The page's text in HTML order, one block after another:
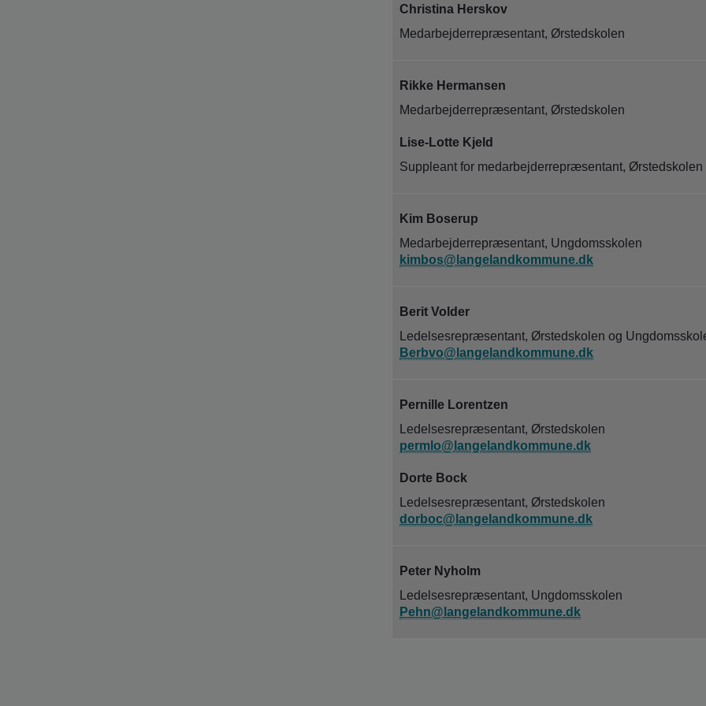
Christina Herskov
Medarbejderrepræsentant, Ørstedskolen
Rikke Hermansen
Medarbejderrepræsentant, Ørstedskolen
Lise-Lotte Kjeld
Suppleant for medarbejderrepræsentant, Ørstedskolen
Kim Boserup
Medarbejderrepræsentant, Ungdomsskolen
kimbos@langelandkommune.dk
Berit Volder
Ledelsesrepræsentant, Ørstedskolen og
Berbvo@langelandkommune.dk
Pernille Lorentzen
Ledelsesrepræsentant, Ørstedskolen
permlo@langelandkommune.dk
Dorte Bock
Ledelsesrepræsentant, Ørstedskolen
dorboc@langelandkommune.dk
Peter Nyholm
Ledelsesrepræsentant, Ungdomsskolen
Pehn@langelandkommune.dk